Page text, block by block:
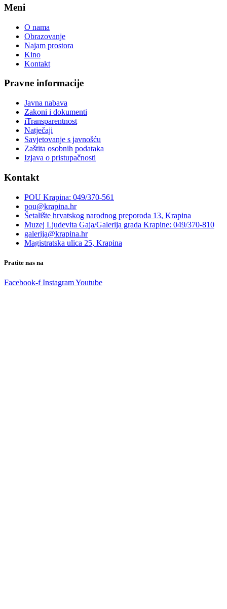
Meni
O nama
Obrazovanje
Najam prostora
Kino
Kontakt
Pravne informacije
Javna nabava
Zakoni i dokumenti
iTransparentnost
Natječaji
Savjetovanje s javnošću
Zaštita osobnih podataka
Izjava o pristupačnosti
Kontakt
POU Krapina: 049/370-561
pou@krapina.hr
Šetalište hrvatskog narodnog preporoda 13, Krapina
Muzej Ljudevita Gaja/Galerija grada Krapine: 049/370-810
galerija@krapina.hr
Magistratska ulica 25, Krapina
Pratite nas na
Facebook-f InstagramYoutube